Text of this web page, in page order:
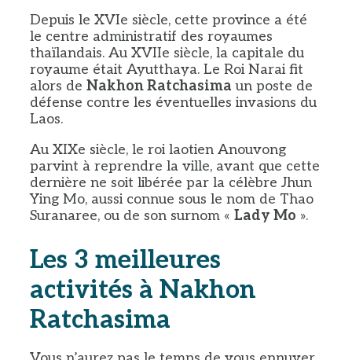
Depuis le XVIe siècle, cette province a été
le centre administratif des royaumes
thaïlandais. Au XVIIe siècle, la capitale du
royaume était Ayutthaya. Le Roi Narai fit
alors de Nakhon Ratchasima un poste de
défense contre les éventuelles invasions du
Laos.
Au XIXe siècle, le roi laotien Anouvong
parvint à reprendre la ville, avant que cette
dernière ne soit libérée par la célèbre Jhun
Ying Mo, aussi connue sous le nom de Thao
Suranaree, ou de son surnom « Lady Mo ».
Les 3 meilleures
activités à Nakhon
Ratchasima